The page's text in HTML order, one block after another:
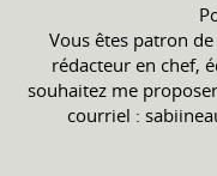
Vous êtes patron
rédacteur en chef,
souhaitez me
courriel :